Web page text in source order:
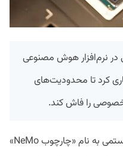
در نرم‌افزار هوش مصنوعی
کرد تا محدودیت‌های
خصوصی را فاش کند.
به گزارش پیوست، شرکت انویدیا سیستمی به نام «چارچوب NeMo»